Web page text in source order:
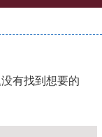
有找到想要的